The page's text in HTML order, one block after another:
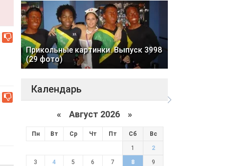
Прикольные картинки. Выпуск 3998
(29 фото)
Календарь
« Август 2026 »
Пн Вт Ср Чт Пт Сб Вс
1 2
3 4 5 6 7 8 9